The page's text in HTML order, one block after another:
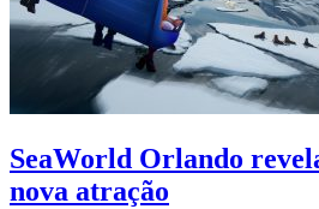
SeaWorld Orlando
nova atração